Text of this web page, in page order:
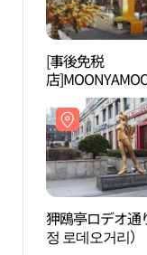
[事後免税
店
ムニャムニャ
シップストア(
플래그십스토어)
狎鴎亭ロデオ通
정 로데오거리）